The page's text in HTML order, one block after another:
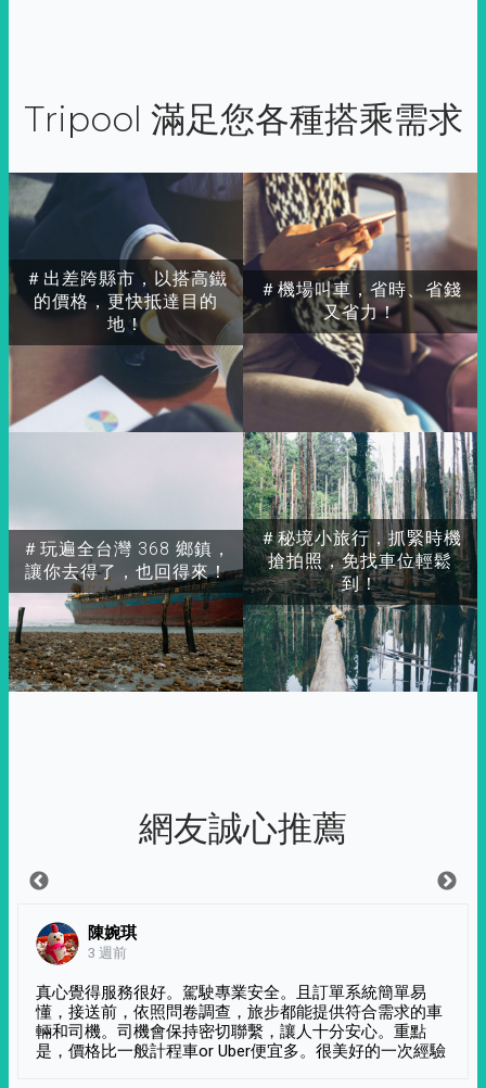
Tripool 滿足您各種搭乘需求
＃出差跨縣市，以搭高鐵
的價格，更快抵達目的
地！
＃玩遍全台灣 368 鄉鎮，
讓你去得了，也回得來！
＃秘境小旅行，抓緊時機
搶拍照，免找車位輕鬆
到！
＃機場叫車，省時、省錢
又省力！
網友誠心推薦
陳婉琪
3 週前
真心覺得服務很好。駕駛專業安全。且訂單系統簡單易
懂，接送前，依照問卷調查，旅步都能提供符合需求的車
輛和司機。司機會保持密切聯繫，讓人十分安心。重點
是，價格比一般計程車or Uber便宜多。很美好的一次經驗